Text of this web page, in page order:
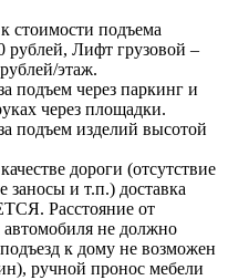
стоимости подъема
рублей, Лифт грузовой –
этаж.
подъем через паркинг и
через площадки.
подъем изделий высотой
дороги (отсутствие
и т.п.) доставка
Расстояние от
автомобиля не должно
к дому не возможен
ручной пронос мебели